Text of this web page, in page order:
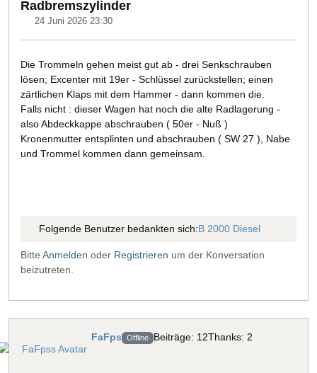
Radbremszylinder
24 Juni 2026 23:30
Die Trommeln gehen meist gut ab - drei Senkschrauben
lösen; Excenter mit 19er - Schlüssel zurückstellen; einen
zärtlichen Klaps mit dem Hammer - dann kommen die.
Falls nicht : dieser Wagen hat noch die alte Radlagerung -
also Abdeckkappe abschrauben ( 50er - Nuß )
Kronenmutter entsplinten und abschrauben ( SW 27 ), Nabe
und Trommel kommen dann gemeinsam.
Folgende Benutzer bedankten sich:B 2000 Diesel
Bitte Anmelden oder Registrieren um der Konversation
beizutreten.
FaFps Offline Beiträge: 12Thanks: 2